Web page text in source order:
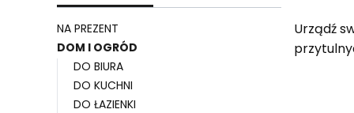
NA PREZENT
DOM I OGRÓD
DO BIURA
DO KUCHNI
DO ŁAZIENKI
Urządź